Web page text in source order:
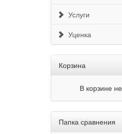
Услуги
Уценка
Корзина
В корзине
Папка сравнения